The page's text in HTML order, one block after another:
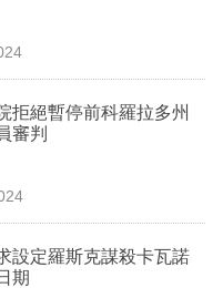
拒絕暫停前科羅拉多州
審判
設定羅斯克謀殺卡瓦諾
期